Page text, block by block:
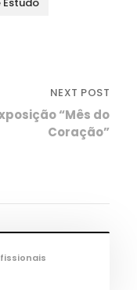
Estudo
NEXT POST
“Mês do
Coração”